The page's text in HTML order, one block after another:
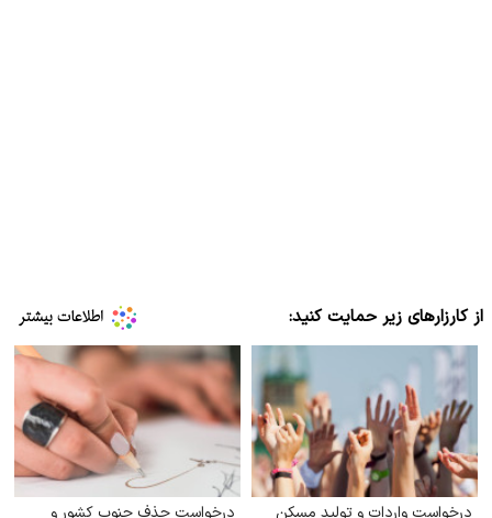
از کارزارهای زیر حمایت کنید:
درخواست واردات و تولید مسکن
درخواست حذف جنوب کشور و